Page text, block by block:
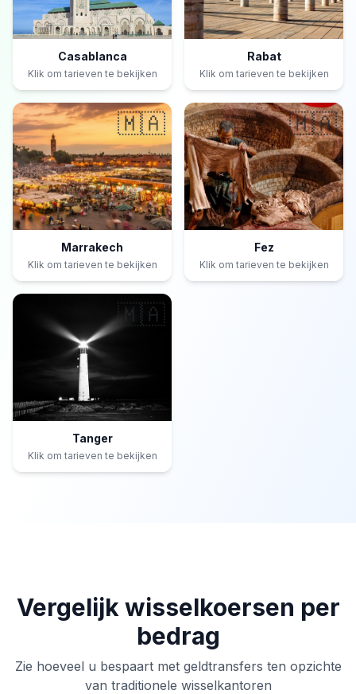
Casablanca
Klik om tarieven te bekijken
Rabat
Klik om tarieven te bekijken
🇲🇦
Marrakech
Klik om tarieven te bekijken
🇲🇦
Fez
Klik om tarieven te bekijken
🇲🇦
Tanger
Klik om tarieven te bekijken
Vergelijk wisselkoersen per
bedrag
Zie hoeveel u bespaart met geldtransfers ten opzichte
van traditionele wisselkantoren